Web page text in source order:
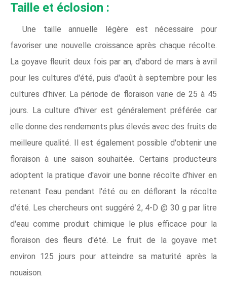
Taille et éclosion :
Une taille annuelle légère est nécessaire pour
favoriser une nouvelle croissance après chaque récolte.
La goyave fleurit deux fois par an, d'abord de mars à avril
pour les cultures d'été, puis d'août à septembre pour les
cultures d'hiver. La période de floraison varie de 25 à 45
jours. La culture d'hiver est généralement préférée car
elle donne des rendements plus élevés avec des fruits de
meilleure qualité. Il est également possible d'obtenir une
floraison à une saison souhaitée. Certains producteurs
adoptent la pratique d'avoir une bonne récolte d'hiver en
retenant l'eau pendant l'été ou en déflorant la récolte
d'été. Les chercheurs ont suggéré 2, 4-D @ 30 g par litre
d'eau comme produit chimique le plus efficace pour la
floraison des fleurs d'été. Le fruit de la goyave met
environ 125 jours pour atteindre sa maturité après la
nouaison.